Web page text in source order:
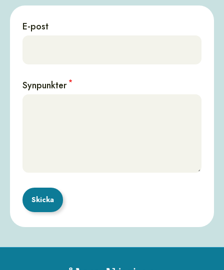
E-post
Synpunkter